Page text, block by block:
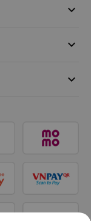
keyboard_arrow_down
keyboard_arrow_down
keyboard_arrow_down